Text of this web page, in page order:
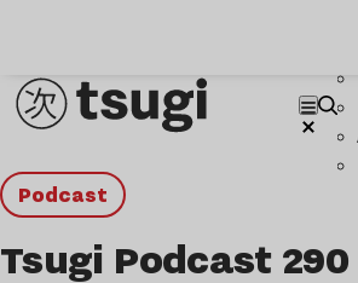
podcast
Tsugi Podcast 290